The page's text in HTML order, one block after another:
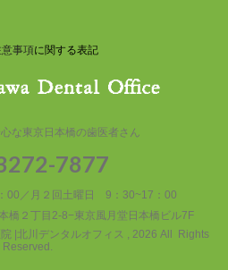
事項に関する表記
な東京日本橋の歯医者さん
7877
00／月２回土曜日 9：30~17：00
橋２丁目2-8−東京風月堂日本橋ビル7F
|北川デンタルオフィス , 2026 All Rights
Reserved.